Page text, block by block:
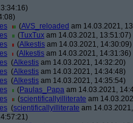
(AVS_reloaded am 14.03.2021,
(TuxTux am 14.03.2021, 13:51:07)
(Alkestis am 14.03.2021, 14:30:09)
(Alkestis am 14.03.2021, 14:31:36)
(Alkestis am 14.03.2021, 14:32:20)
(Alkestis am 14.03.2021, 14:34:48)
(Alkestis am 14.03.2021, 14:35:54)
(Paulas_Papa am 14.03.2021,
(scientificallyilliterate am
(scientificallyilliterate am